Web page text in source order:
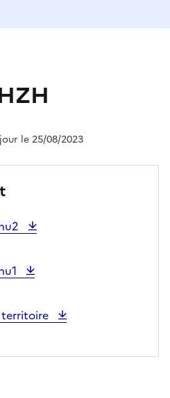
le 25/08/2023
territoire